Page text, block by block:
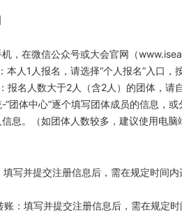
，在微信公众号或大会官网（
本人1人报名，请选择“个人报名”入口，
报名人数大于2人（含2人）的团体，请
“团体中心”逐个填写团体成员的信息，
息。（如团体人数较多，建议使用电脑
填写并提交注册信息后，需在规定时间
账：填写并提交注册信息后，需在规定